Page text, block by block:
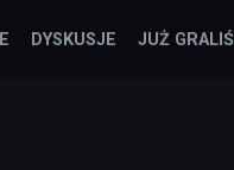
DYSKUSJE JUŻ